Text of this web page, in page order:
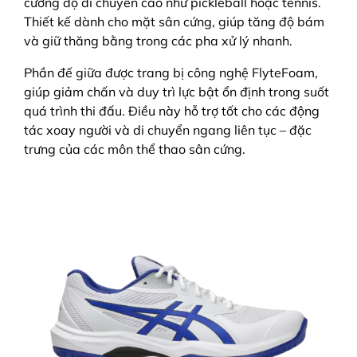
Thiết kế dành cho mặt sân cứng, giúp tăng độ bám
và giữ thăng bằng trong các pha xử lý nhanh.
Phần đế giữa được trang bị công nghệ FlyteFoam,
giúp giảm chấn và duy trì lực bật ổn định trong suốt
quá trình thi đấu. Điều này hỗ trợ tốt cho các động
tác xoay người và di chuyển ngang liên tục – đặc
trưng của các môn thể thao sân cứng.